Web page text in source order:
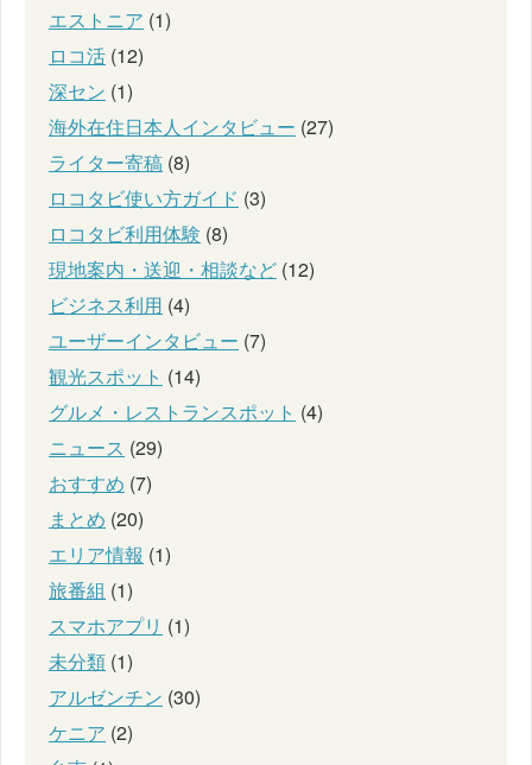
エストニア (1)
ロコ活 (12)
深セン (1)
海外在住日本人インタビュー (27)
ライター寄稿 (8)
ロコタビ使い方ガイド (3)
ロコタビ利用体験 (8)
現地案内・送迎・相談など (12)
ビジネス利用 (4)
ユーザーインタビュー (7)
観光スポット (14)
グルメ・レストランスポット (4)
ニュース (29)
おすすめ (7)
まとめ (20)
エリア情報 (1)
旅番組 (1)
スマホアプリ (1)
未分類 (1)
アルゼンチン (30)
ケニア (2)